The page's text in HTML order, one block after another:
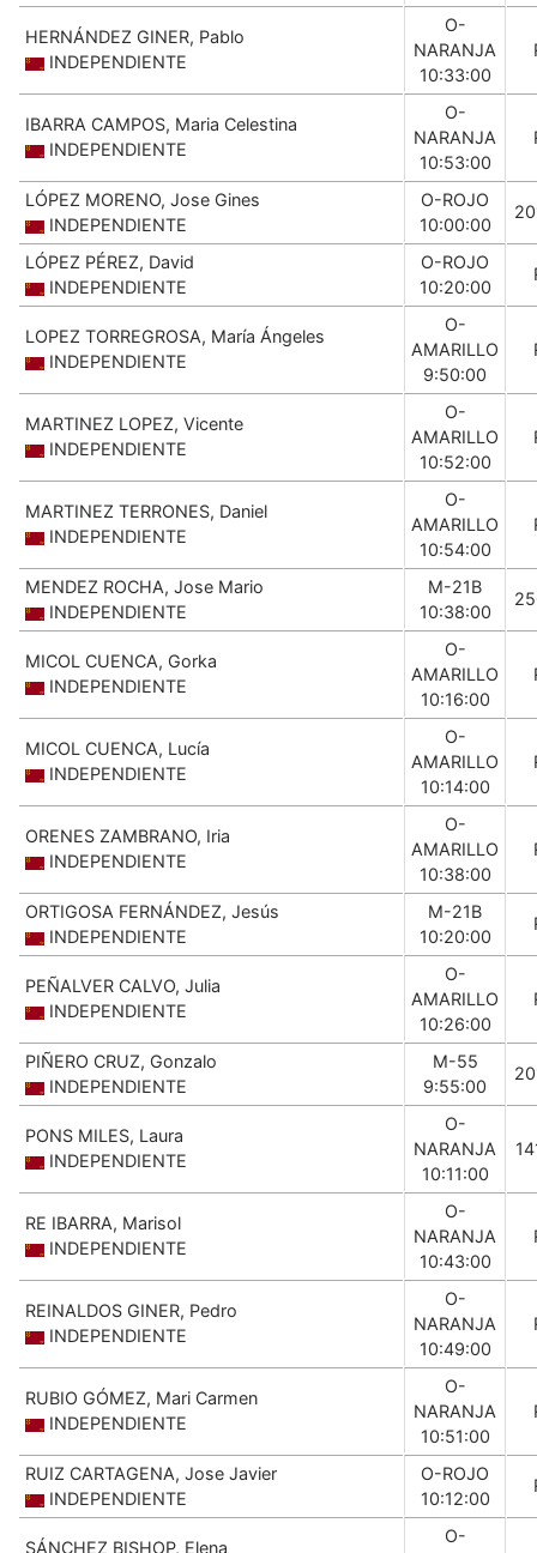
HERNÁNDEZ GINER, Pablo
INDEPENDIENTE
O-
NARANJA
10:33:00
IBARRA CAMPOS, Maria Celestina
INDEPENDIENTE
O-
NARANJA
10:53:00
LÓPEZ MORENO, Jose Gines
INDEPENDIENTE
O-ROJO
10:00:00
LÓPEZ PÉREZ, David
INDEPENDIENTE
O-ROJO
10:20:00
LOPEZ TORREGROSA, María Ángeles
INDEPENDIENTE
O-
AMARILLO
9:50:00
MARTINEZ LOPEZ, Vicente
INDEPENDIENTE
O-
AMARILLO
10:52:00
MARTINEZ TERRONES, Daniel
INDEPENDIENTE
O-
AMARILLO
10:54:00
MENDEZ ROCHA, Jose Mario
INDEPENDIENTE
M-21B
10:38:00
MICOL CUENCA, Gorka
INDEPENDIENTE
O-
AMARILLO
10:16:00
MICOL CUENCA, Lucía
INDEPENDIENTE
O-
AMARILLO
10:14:00
ORENES ZAMBRANO, Iria
INDEPENDIENTE
O-
AMARILLO
10:38:00
ORTIGOSA FERNÁNDEZ, Jesús
INDEPENDIENTE
M-21B
10:20:00
PEÑALVER CALVO, Julia
INDEPENDIENTE
O-
AMARILLO
10:26:00
PIÑERO CRUZ, Gonzalo
INDEPENDIENTE
M-55
9:55:00
PONS MILES, Laura
INDEPENDIENTE
O-
NARANJA
10:11:00
RE IBARRA, Marisol
INDEPENDIENTE
O-
NARANJA
10:43:00
REINALDOS GINER, Pedro
INDEPENDIENTE
O-
NARANJA
10:49:00
RUBIO GÓMEZ, Mari Carmen
INDEPENDIENTE
O-
NARANJA
10:51:00
RUIZ CARTAGENA, Jose Javier
INDEPENDIENTE
O-ROJO
10:12:00
SÁNCHEZ BISHOP, Elena
O-